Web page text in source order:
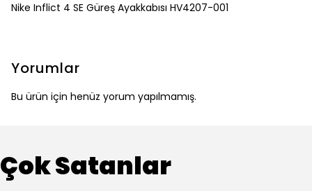
Nike Inflict 4 SE Güreş Ayakkabısı HV4207-001
Yorumlar
Bu ürün için henüz yorum yapılmamış.
Çok Satanlar